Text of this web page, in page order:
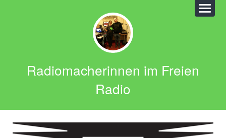
Radiomacherinnen im Freien
Radio